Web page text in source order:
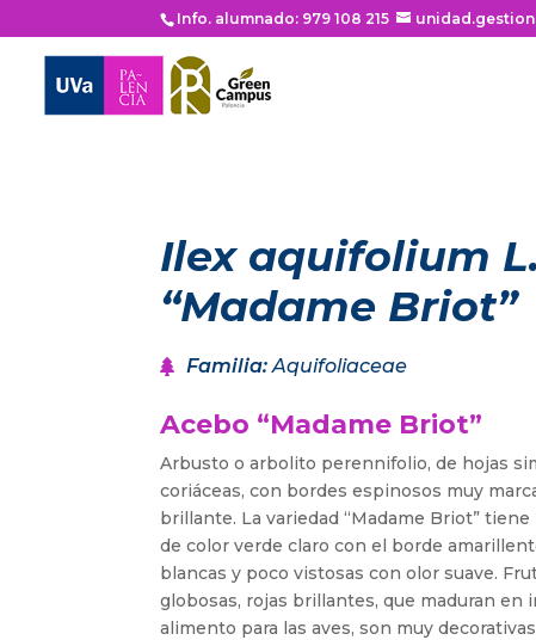
Info. alumnado: 979 108 215
Ilex aquifolium L.
“Madame Briot”
Familia:Aquifoliaceae
Acebo “Madame Briot”
Arbusto o arbolito perennifolio, de hojas
coriáceas, con bordes espinosos muy
brillante. La variedad “Madame Briot”
de color verde claro con el borde
blancas y poco vistosas con olor suave.
globosas, rojas brillantes, que maduran en
alimento para las aves, son muy